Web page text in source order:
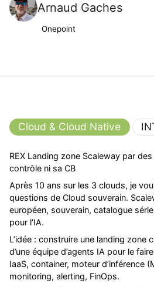
Arnaud Gaches
Onepoint
Cloud & Cloud Native
REX Landing zone Scaleway par
contrôle ni sa CB
Après 10 ans sur les 3 clouds, je
questions de Cloud souverain.
européen, souverain, catalogue
pour l’IA.
L’idée : construire une landing zone
d’une équipe d’agents IA pour le
IaaS, container, moteur d’inférence
monitoring, alerting, FinOps.